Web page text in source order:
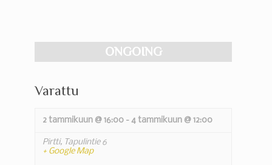
ONGOING
Varattu
2 tammikuun @ 16:00- 4 tammikuun @ 12:00
Pirtti, Tapulintie 6
+ Google Map